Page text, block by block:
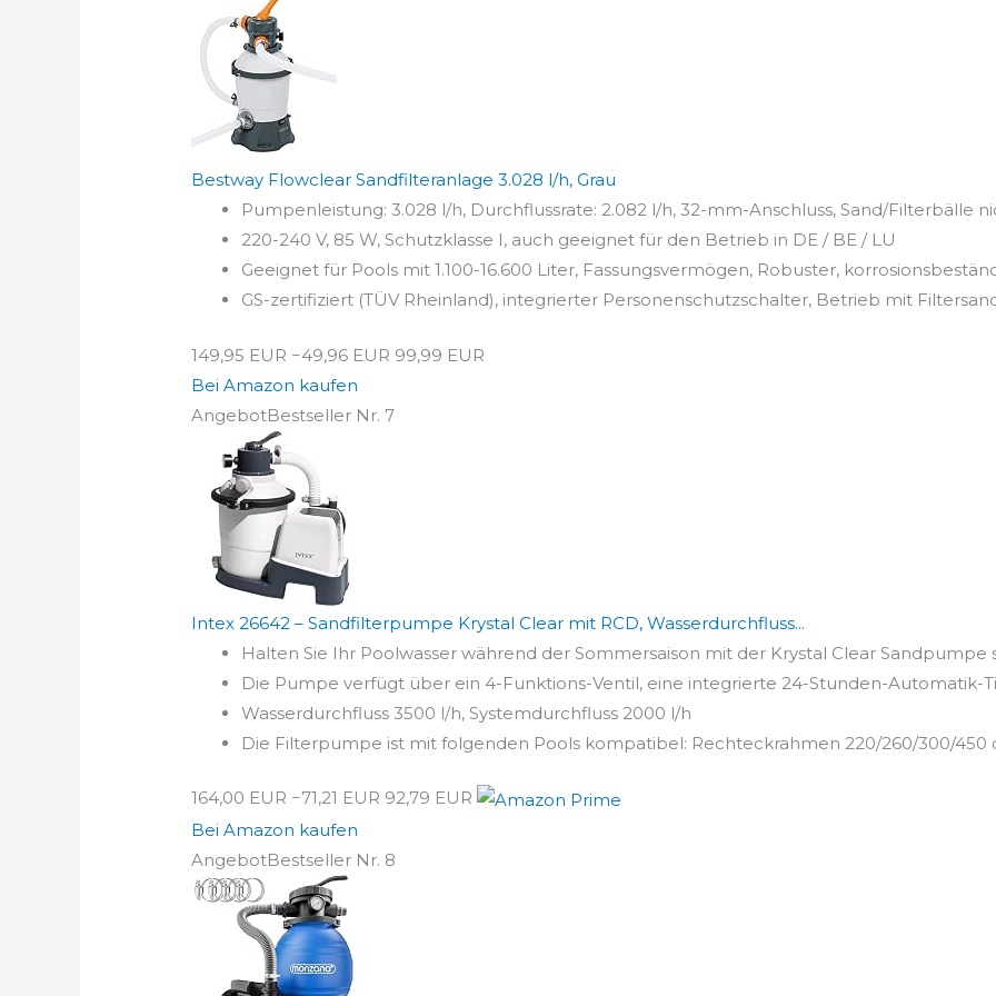
Bestway Flowclear Sandfilteranlage 3.028 l/h, Grau
Pumpenleistung: 3.028 l/h, Durchflussrate: 2.082 l/h, 32-mm-Anschluss, Sand/Filterbälle
220-240 V, 85 W, Schutzklasse I, auch geeignet für den Betrieb in DE / BE / LU
Geeignet für Pools mit 1.100-16.600 Liter, Fassungsvermögen, Robuster,
GS-zertifiziert (TÜV Rheinland), integrierter Personenschutzschalter, Betrieb mit
149,95 EUR −49,96 EUR 99,99 EUR
Bei Amazon kaufen
AngebotBestseller Nr. 7
Intex 26642 – Sandfilterpumpe Krystal Clear mit RCD, Wasserdurchfluss...
Halten Sie Ihr Poolwasser während der Sommersaison mit der Krystal Clear Sandpumpe
Die Pumpe verfügt über ein 4-Funktions-Ventil, eine integrierte 24-Stunden-Automatik-
Wasserdurchfluss 3500 l/h, Systemdurchfluss 2000 l/h
Die Filterpumpe ist mit folgenden Pools kompatibel: Rechteckrahmen 220/260/300/450
164,00 EUR −71,21 EUR 92,79 EUR
Bei Amazon kaufen
AngebotBestseller Nr. 8